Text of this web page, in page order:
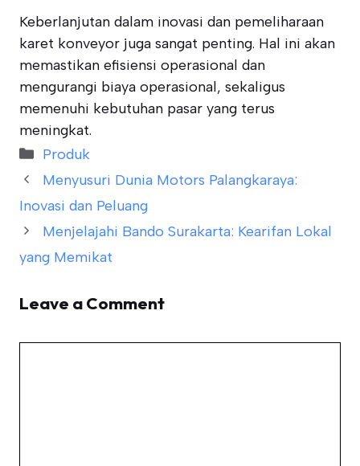
Keberlanjutan dalam inovasi dan pemeliharaan
karet konveyor juga sangat penting. Hal ini akan
memastikan efisiensi operasional dan
mengurangi biaya operasional, sekaligus
memenuhi kebutuhan pasar yang terus
meningkat.
Categories
Produk
Menyusuri Dunia Motors Palangkaraya:
Inovasi dan Peluang
Menjelajahi Bando Surakarta: Kearifan Lokal
yang Memikat
Leave a Comment